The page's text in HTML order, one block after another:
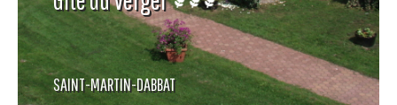
SAINT-MARTIN-DABBAT